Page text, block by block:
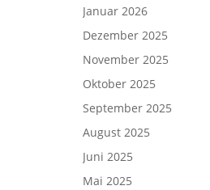
Januar 2026
Dezember 2025
November 2025
Oktober 2025
September 2025
August 2025
Juni 2025
Mai 2025